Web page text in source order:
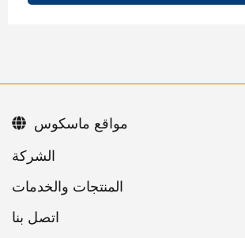
اتصل بنا
مواقع ماسكوس